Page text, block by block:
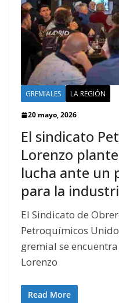
GREMIALES LA REGIÓN
20 mayo, 2026
El sindicato
Lorenzo
lucha ante un
para la
El Sindicato de
Petroquímicos
gremial se
Lorenzo
Read More